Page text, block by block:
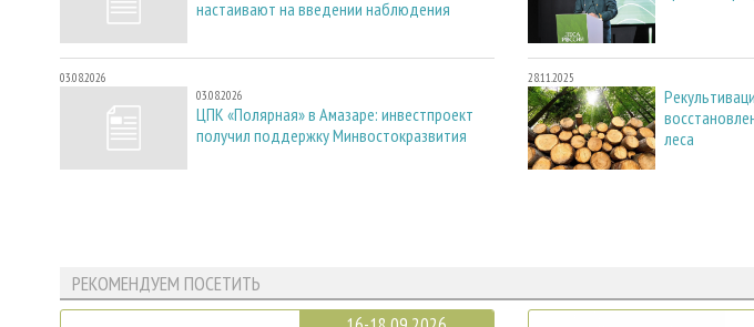
настаивают на введении наблюдения
03.08.2026
03.08.2026
ЦПК «Полярная» в Амазаре: инвестпроект
получил поддержку Минвостокразвития
28.11.2025
леса
РЕКОМЕНДУЕМ ПОСЕТИТЬ